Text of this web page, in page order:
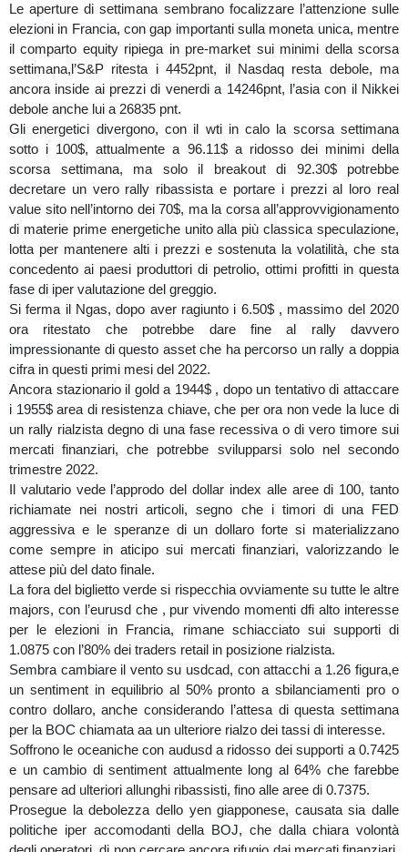
Le aperture di settimana sembrano focalizzare l’attenzione sulle
elezioni in Francia, con gap importanti sulla moneta unica, mentre
il comparto equity ripiega in pre-market sui minimi della scorsa
settimana,l’S&P ritesta i 4452pnt, il Nasdaq resta debole, ma
ancora inside ai prezzi di venerdi a 14246pnt, l’asia con il Nikkei
debole anche lui a 26835 pnt.
Gli energetici divergono, con il wti in calo la scorsa settimana
sotto i 100$, attualmente a 96.11$ a ridosso dei minimi della
scorsa settimana, ma solo il breakout di 92.30$ potrebbe
decretare un vero rally ribassista e portare i prezzi al loro real
value sito nell’intorno dei 70$, ma la corsa all’approvvigionamento
di materie prime energetiche unito alla più classica speculazione,
lotta per mantenere alti i prezzi e sostenuta la volatilità, che sta
concedento ai paesi produttori di petrolio, ottimi profitti in questa
fase di iper valutazione del greggio.
Si ferma il Ngas, dopo aver ragiunto i 6.50$ , massimo del 2020
ora ritestato che potrebbe dare fine al rally davvero
impressionante di questo asset che ha percorso un rally a doppia
cifra in questi primi mesi del 2022.
Ancora stazionario il gold a 1944$ , dopo un tentativo di attaccare
i 1955$ area di resistenza chiave, che per ora non vede la luce di
un rally rialzista degno di una fase recessiva o di vero timore sui
mercati finanziari, che potrebbe svilupparsi solo nel secondo
trimestre 2022.
Il valutario vede l’approdo del dollar index alle aree di 100, tanto
richiamate nei nostri articoli, segno che i timori di una FED
aggressiva e le speranze di un dollaro forte si materializzano
come sempre in aticipo sui mercati finanziari, valorizzando le
attese più del dato finale.
La fora del biglietto verde si rispecchia ovviamente su tutte le altre
majors, con l’eurusd che , pur vivendo momenti dfi alto interesse
per le elezioni in Francia, rimane schiacciato sui supporti di
1.0875 con l’80% dei traders retail in posizione rialzista.
Sembra cambiare il vento su usdcad, con attacchi a 1.26 figura,e
un sentiment in equilibrio al 50% pronto a sbilanciamenti pro o
contro dollaro, anche considerando l’attesa di questa settimana
per la BOC chiamata aa un ulteriore rialzo dei tassi di interesse.
Soffrono le oceaniche con audusd a ridosso dei supporti a 0.7425
e un cambio di sentiment attualmente long al 64% che farebbe
pensare ad ulteriori allunghi ribassisti, fino alle aree di 0.7375.
Prosegue la debolezza dello yen giapponese, causata sia dalle
politiche iper accomodanti della BOJ, che dalla chiara volontà